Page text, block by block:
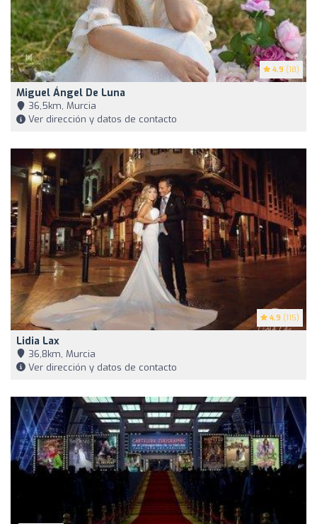
4.9 (18)
Miguel Ángel De Luna
36,5km, Murcia
Ver dirección y datos de contacto
4.9 (115)
Lidia Lax
36,8km, Murcia
Ver dirección y datos de contacto